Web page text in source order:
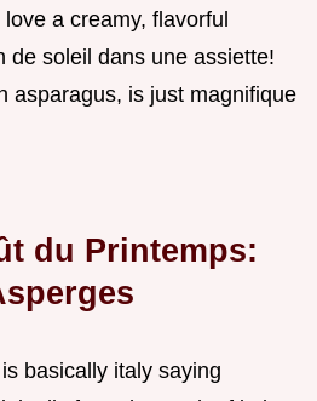
a creamy, flavorful
de soleil dans une assiette!
asparagus, is just magnifique
du Printemps:
basically italy saying